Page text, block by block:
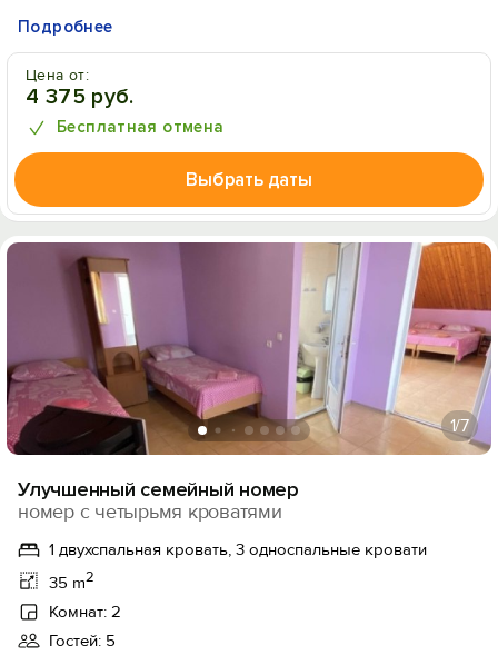
Подробнее
Цена от:
4 375 руб.
Бесплатная отмена
Выбрать даты
1/7
Улучшенный семейный номер
номер с четырьмя кроватями
1 двухспальная кровать, 3 односпальные кровати
35 m2
Комнат: 2
Гостей: 5